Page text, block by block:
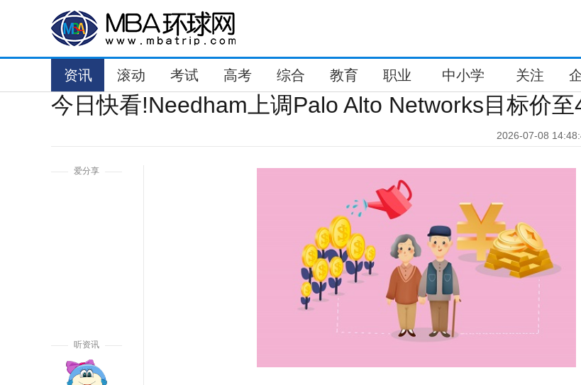
资讯 滚动 考试 高考 综合 教育 职业 中小学 关注
今日快看!Needham上调Palo Alto Networks目标价至
2026-07-08
爱分享
听资讯